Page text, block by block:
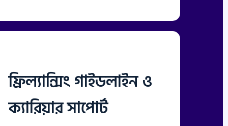
ফ্রিল্যান্সিং গাইডলাইন ও
ক্যারিয়ার সাপোর্ট